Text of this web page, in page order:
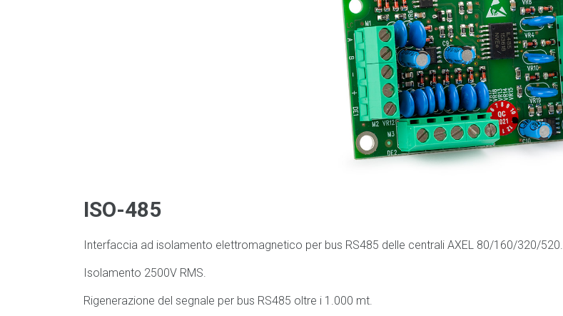
ISO-485
Interfaccia ad isolamento elettromagnetico per bus RS485 delle centrali AXEL 80/160/320/520.
Isolamento 2500V RMS.
Rigenerazione del segnale per bus RS485 oltre i 1.000 mt.